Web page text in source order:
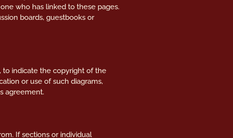
who has linked to these pages.
boards, guestbooks or
to indicate the copyright of the
or use of such diagrams,
agreement.
If sections or individual